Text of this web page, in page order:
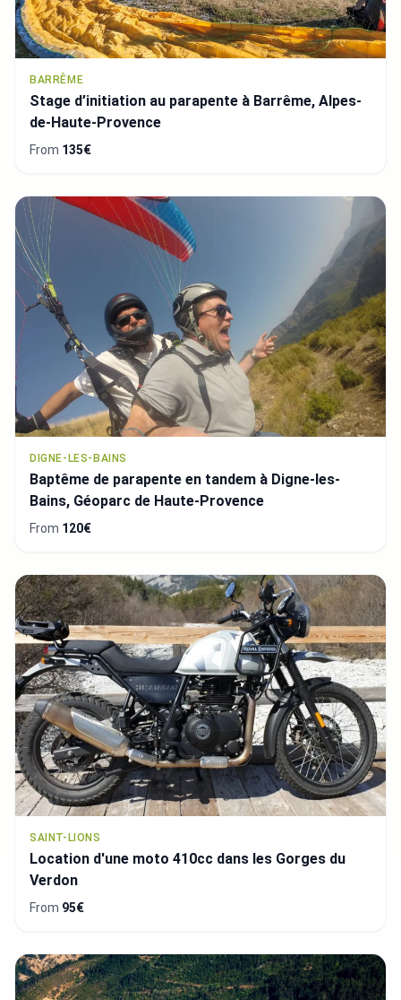
BARRÊME
Stage d’initiation au parapente à Barrême, Alpes-
de-Haute-Provence
From 135€
DIGNE-LES-BAINS
Baptême de parapente en tandem à Digne-les-
Bains, Géoparc de Haute-Provence
From 120€
SAINT-LIONS
Location d'une moto 410cc dans les Gorges du
Verdon
From 95€